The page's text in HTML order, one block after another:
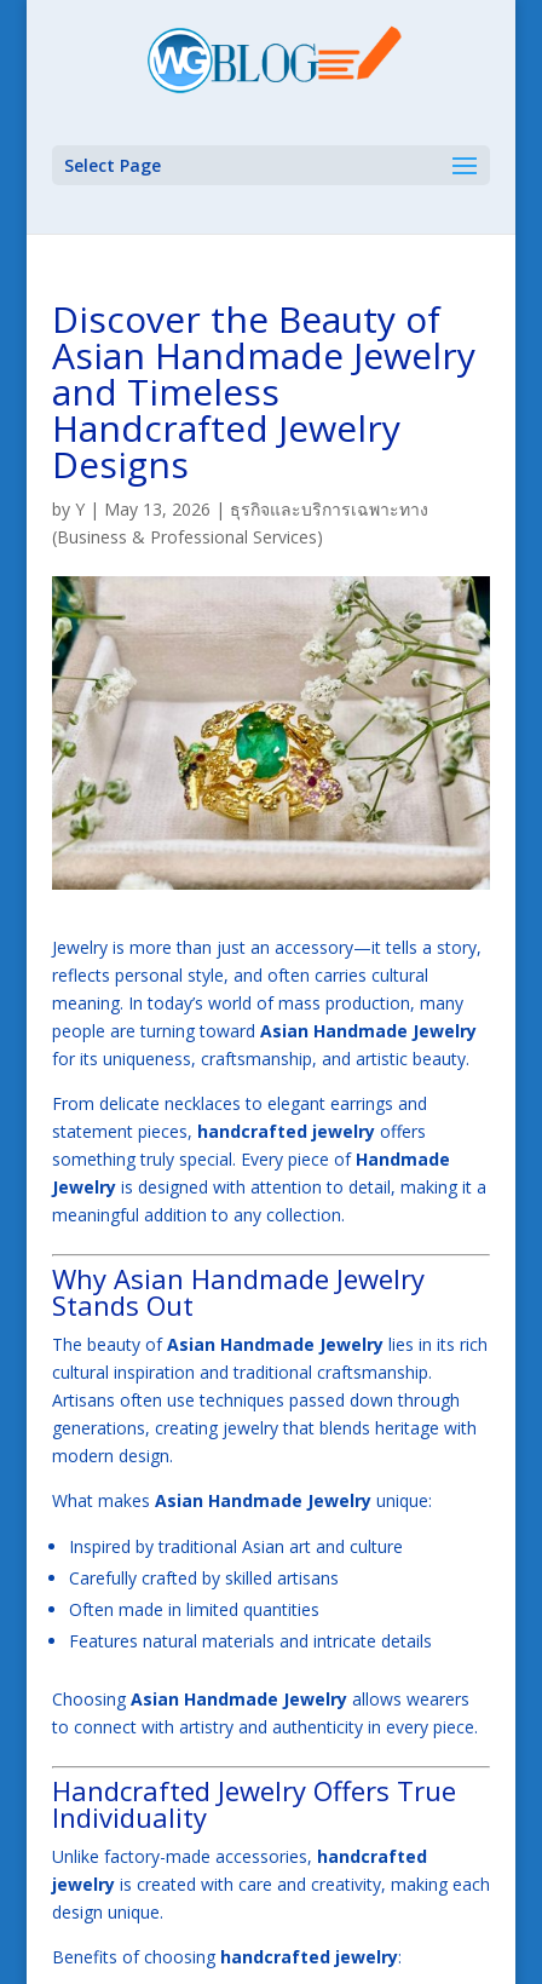
Select Page
Discover the Beauty of
Asian Handmade Jewelry
and Timeless
Handcrafted Jewelry
Designs
by Y| May 13, 2026 | ธุรกิจและบริการเฉพาะทาง
(Business & Professional Services)
Jewelry is more than just an accessory—it tells a story,
reflects personal style, and often carries cultural
meaning. In today’s world of mass production, many
people are turning toward Asian Handmade Jewelry
for its uniqueness, craftsmanship, and artistic beauty.
From delicate necklaces to elegant earrings and
statement pieces, handcrafted jewelryoffers
something truly special. Every piece of Handmade
Jewelryis designed with attention to detail, making it a
meaningful addition to any collection.
Why Asian Handmade Jewelry
Stands Out
The beauty ofAsian Handmade Jewelrylies in its rich
cultural inspiration and traditional craftsmanship.
Artisans often use techniques passed down through
generations, creating jewelry that blends heritage with
modern design.
What makes Asian Handmade Jewelryunique:
Inspired by traditional Asian art and culture
Carefully crafted by skilled artisans
Often made in limited quantities
Features natural materials and intricate details
ChoosingAsian Handmade Jewelryallows wearers
to connect with artistry and authenticity in every piece.
Handcrafted Jewelry Offers True
Individuality
Unlike factory-made accessories, handcrafted
jewelryis created with care and creativity, making each
design unique.
Benefits of choosing handcrafted jewelry: